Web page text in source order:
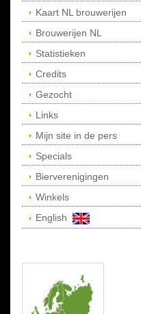
Kaart NL brouwerijen
Brouwerijen NL
Statistieken
Credits
Gezocht
Links
Mijn site in de pers
Specials
Bierverenigingen
Winkels
English